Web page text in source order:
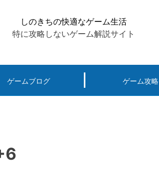
しのきちの快適なゲーム生活
特に攻略しないゲーム解説サイト
ゲームブログ ゲーム攻略